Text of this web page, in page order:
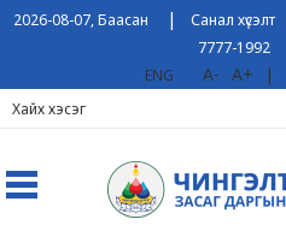
2026-08-07, Баасан |Санал хүсэлт
7777-1992
ENG
A- A+ |